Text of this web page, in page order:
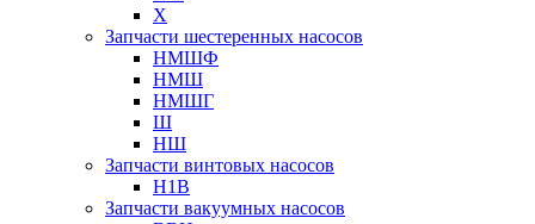
Х
Запчасти шестеренных насосов
НМШФ
НМШ
НМШГ
Ш
НШ
Запчасти винтовых насосов
Н1В
Запчасти вакуумных насосов